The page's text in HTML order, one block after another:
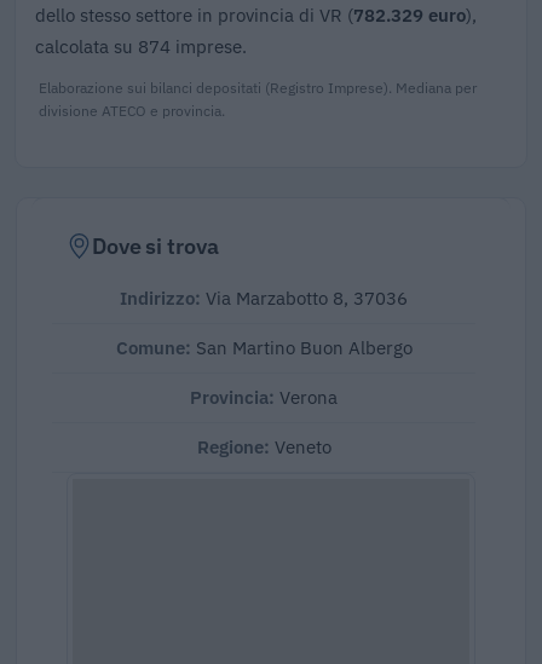
dello stesso settore in provincia di VR (782.329 euro),
calcolata su 874 imprese.
Elaborazione sui bilanci depositati (Registro Imprese). Mediana per
divisione ATECO e provincia.
Dove si trova
Indirizzo: Via Marzabotto 8, 37036
Comune: San Martino Buon Albergo
Provincia: Verona
Regione: Veneto